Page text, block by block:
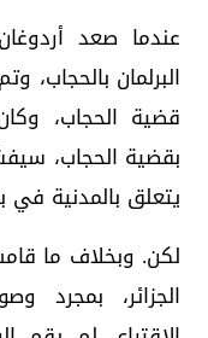
عندما صعد
البرلمان بالحجاب،
قضية الحجاب،
بقضية الحجاب،
يتعلق بالمدنية في
لكن. وبخلاف ما
الجزائر، بمجرد